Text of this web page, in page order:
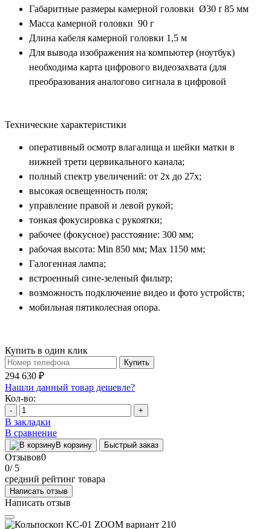
Габаритные размеры камерной головки Ø30 ґ 85 мм
Масса камеpной головки 90 г
Длина кабеля камерной головки 1,5 м
Для вывода изображения на компьютер (ноутбук)
необходима карта цифрового видеозахвата (для
преобразования аналогово сигнала в цифровой
Технические характеристики
оперативный осмотр влагалища и шейки матки в
нижней трети цервикального канала;
полный спектр увеличений: от 2х до 27х;
высокая освещенность поля;
управление правой и левой рукой;
тонкая фокусировка с рукоятки;
рабочее (фокусное) расстояние: 300 мм;
рабочая высота: Min 850 мм; Max 1150 мм;
Галогенная лампа;
встроенный сине-зеленый фильтр;
возможность подключение видео и фото устройств;
мобильная пятиколесная опора.
Купить в один клик
Купить
294 630 ₽
Нашли данный товар дешевле?
Кол-во:
- +
В закладки
В сравнение
В корзину Быстрый заказ
Отзывов0
0/ 5
средний рейтинг товара
Написать отзыв
Написать отзыв